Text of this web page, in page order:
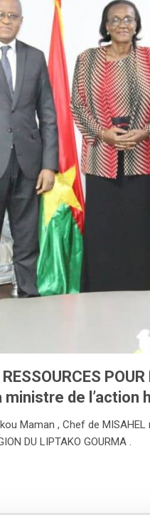
de l’action
Maman , Chef de
DU LIPTAKO GOURMA .